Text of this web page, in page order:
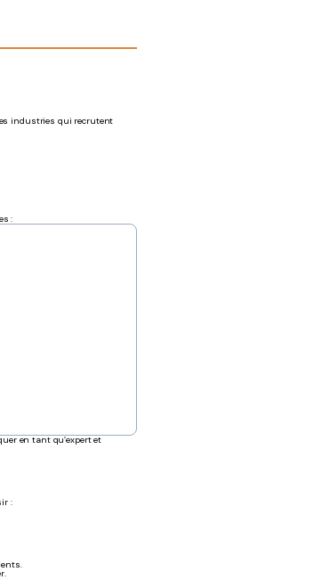
industries qui recrutent
:
en tant qu’expert et
: